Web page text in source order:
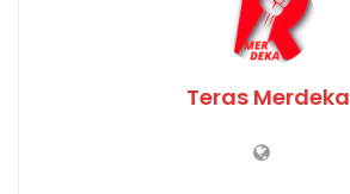
Teras Merdeka